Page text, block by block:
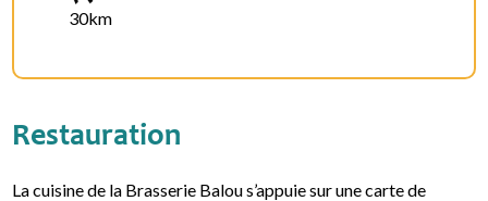
30km
Restauration
La cuisine de la Brasserie Balou s’appuie sur une carte de